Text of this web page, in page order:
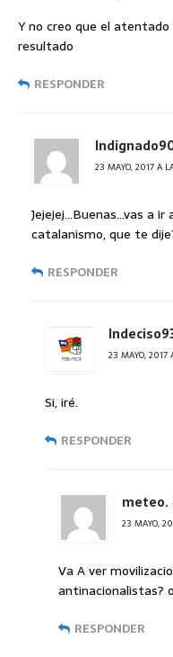
Y no creo que el
resultado
RESPONDER
23 MAYO, 2017 A
Jejejej…Buenas…vas a
catalanismo, que te
RESPONDER
23 MAYO, 2017
Si, iré.
RESPONDER
meteo.
23 MAYO,
Va A ver
antinacionalistas?
RESPONDER